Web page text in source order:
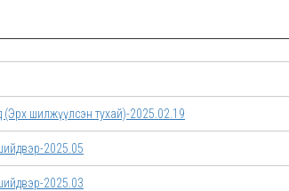
шилжүүлсэн тухай)-2025.02.19
2025.05
2025.03